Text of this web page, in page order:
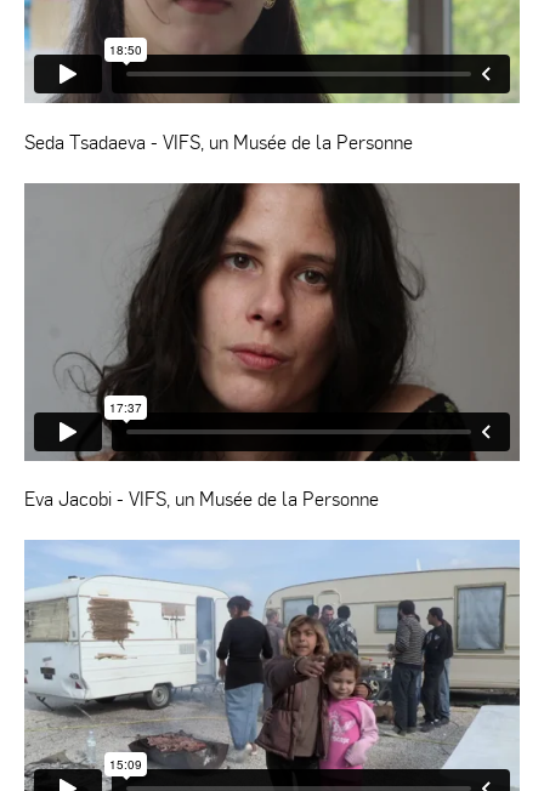
Seda Tsadaeva - VIFS, un Musée de la Personne
Eva Jacobi - VIFS, un Musée de la Personne